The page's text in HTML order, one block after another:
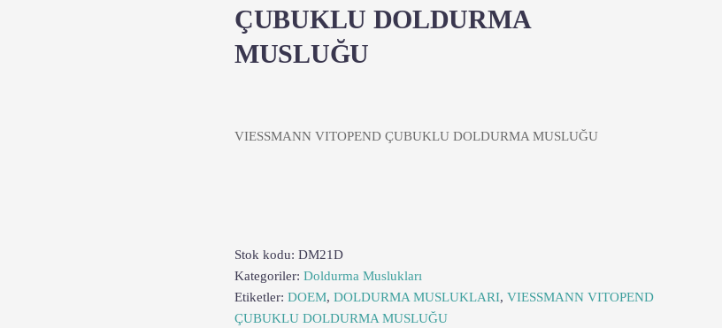
ÇUBUKLU DOLDURMA
MUSLUĞU
VIESSMANN VITOPEND ÇUBUKLU DOLDURMA MUSLUĞU
Stok kodu: DM21D
Kategoriler: Doldurma Muslukları
Etiketler: DOEM, DOLDURMA MUSLUKLARI, VIESSMANN VITOPEND
ÇUBUKLU DOLDURMA MUSLUĞU